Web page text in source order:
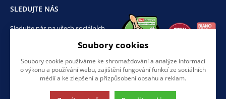
SLEDUJTE NÁS
Sledujte nás na všech sociálních
Soubory cookies
Soubory cookie používáme ke shromažďování a analýze informací
o výkonu a používání webu, zajištění fungování funkcí ze sociálních
médií a ke zlepšení a přizpůsobení obsahu a reklam.